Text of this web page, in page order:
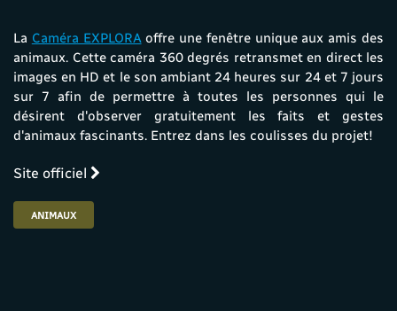
La Caméra EXPLORA offre une fenêtre unique aux amis des
animaux. Cette caméra 360 degrés retransmet en direct les
images en HD et le son ambiant 24 heures sur 24 et 7 jours
sur 7 afin de permettre à toutes les personnes qui le
désirent d'observer gratuitement les faits et gestes
d'animaux fascinants. Entrez dans les coulisses du projet!
Site officiel
ANIMAUX